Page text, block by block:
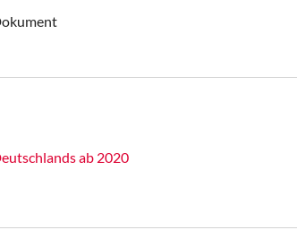
ab 2020